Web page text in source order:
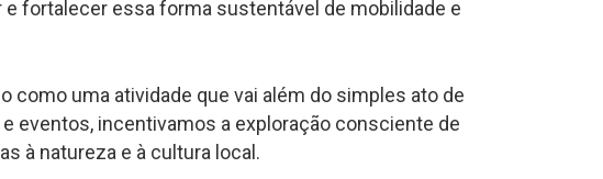
fortalecer essa forma sustentável de mobilidade e
como uma atividade que vai além do simples ato de
eventos, incentivamos a exploração consciente de
à natureza e à cultura local.